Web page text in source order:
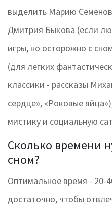
выделить Марию
Дмитрия Быкова (если
игры, но осторожно с
(для легких
классики - рассказы
сердце», «Роковые
мистику и социальную
Сколько времени
сном?
Оптимальное время - 20-
достаточно, чтобы